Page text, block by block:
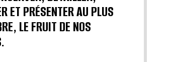
ET PRÉSENTER AU PLUS
LE FRUIT DE NOS